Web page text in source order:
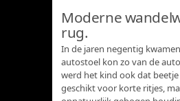
Moderne
rug.
In de jaren negentig
autostoel kon zo van de
werd het kind ook dat
geschikt voor korte ritjes,